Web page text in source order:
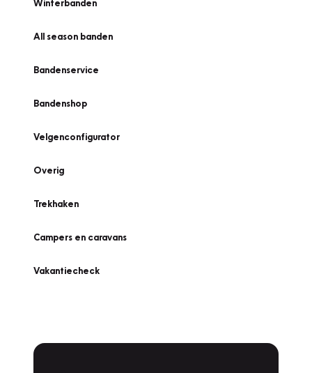
Winterbanden
All season banden
Bandenservice
Bandenshop
Velgenconfigurator
Overig
Trekhaken
Campers en caravans
Vakantiecheck